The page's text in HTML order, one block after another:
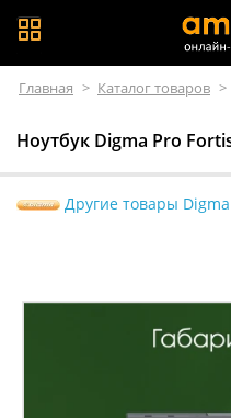
Главная > Каталог товаров >
Ноутбук Digma Pro
Другие товары Digma